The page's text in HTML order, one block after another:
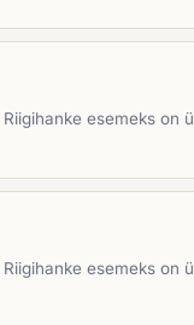
esemeks on
esemeks on